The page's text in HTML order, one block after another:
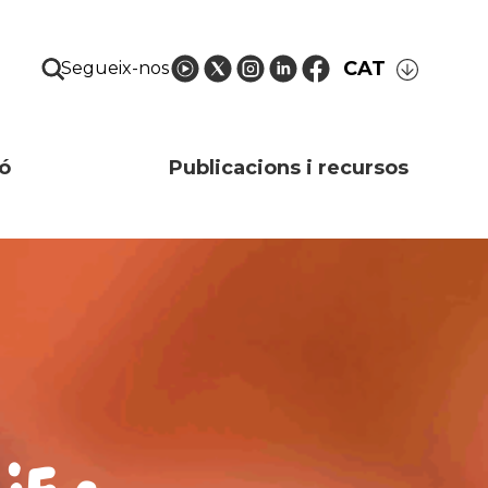
Segueix-nos CAT
Publicacions i recursos